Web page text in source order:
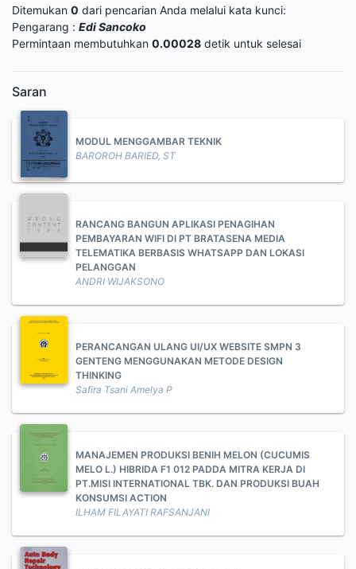
Ditemukan 0 dari pencarian Anda melalui kata kunci:
Pengarang : Edi Sancoko
Permintaan membutuhkan 0.00028 detik untuk selesai
Saran
MODUL MENGGAMBAR TEKNIK
BAROROH BARIED, ST
RANCANG BANGUN APLIKASI PENAGIHAN
PEMBAYARAN WIFI DI PT BRATASENA MEDIA
TELEMATIKA BERBASIS WHATSAPP DAN LOKASI
PELANGGAN
ANDRI WIJAKSONO
PERANCANGAN ULANG UI/UX WEBSITE SMPN 3
GENTENG MENGGUNAKAN METODE DESIGN
THINKING
Safira Tsani Amelya P
MANAJEMEN PRODUKSI BENIH MELON (CUCUMIS
MELO L.) HIBRIDA F1 012 PADDA MITRA KERJA DI
PT.MISI INTERNATIONAL TBK. DAN PRODUKSI BUAH
KONSUMSI ACTION
ILHAM FILAYATI RAFSANJANI